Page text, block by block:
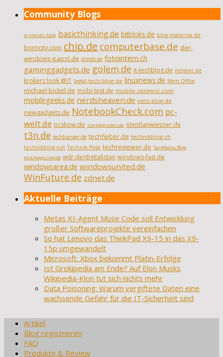
Community Blogs
ai-trends.blog basicthinking.de bitbloks.de blog.materna.de
borncity.com chip.de computerbase.de der-
windows-papst.de dimdo.de fotointern.ch
gaminggadgets.de golem.de it-techblog.de iteratec.de
krokers look @IT legal-tech-blog.de linuxnews.de Mein Office
michael-bickel.de mobi-test.de mobile-zeitgeist.com
mobilegeeks.de nerdsheaven.de netz-blog.de
newgadgets.de NotebookCheck.com pc-
welt.de pcshow.de simpleguides.de stephanwiesner.de
t3n.de techbanger.de techfieber.de technikblog.ch
technikblog.net Technik Pirat techreviewer.de TenMedia Blog
testmagazine.de wdr.de/digitalistan windows-faq.de
windowsarea.de windowsunited.de
WinFuture.de zdnet.de
Aktuelle Beiträge
Metas KI-Agent Muse Code soll Entwicklung
großer Softwareprojekte vereinfachen
So hat Lenovo das ThinkPad X9-15 in das X9-
15p umgewandelt
Microsoft: Xbox bekommt Platin-Erfolge
Ist Grokipedia am Ende? Auf Elon Musks
Wikipedia-Klon tut sich nichts mehr
Data Poisoning: Warum vergiftete Daten eine
wachsende Gefahr für die IT-Sicherheit sind
Artikel
Blog registrieren
FAQ
Produkte & Review